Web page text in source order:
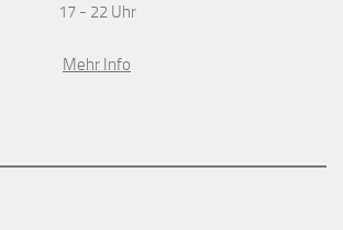
17 - 22 Uhr
Mehr Info